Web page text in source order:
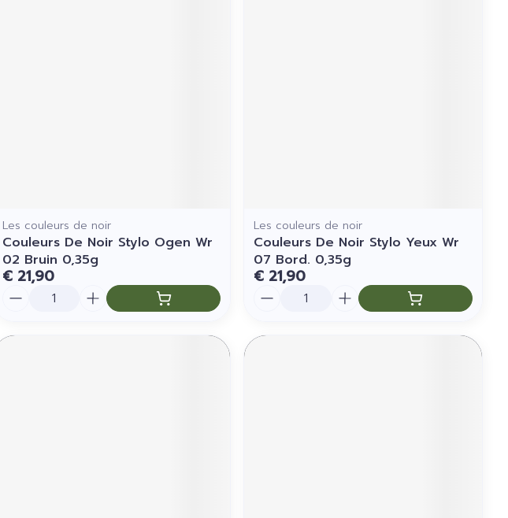
Les couleurs de noir
Couleurs De Noir Stylo Ogen Wr
02 Bruin 0,35g
€ 21,90
Les couleurs de noir
Couleurs De Noir Stylo Yeux Wr
07 Bord. 0,35g
€ 21,90